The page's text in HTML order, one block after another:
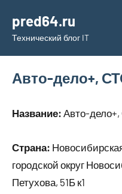
содержимому
pred64.ru
Технический блог IT
Авто-дело+,
Название: Авто-
Страна:
городской округ
Петухова, 51Б к1